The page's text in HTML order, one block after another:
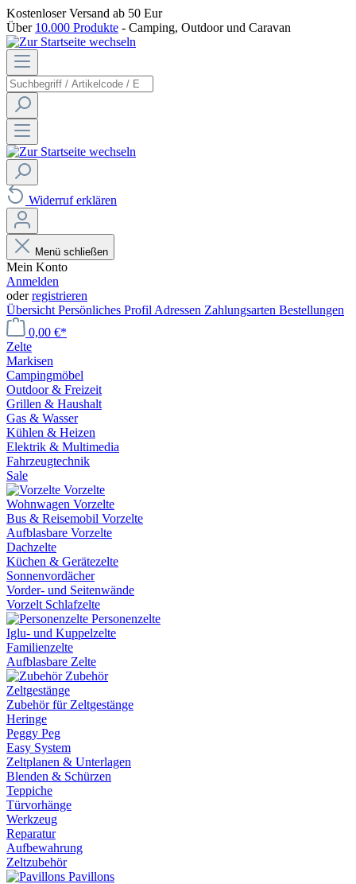
Kostenloser Versand ab 50 Eur
Über 10.000 Produkte - Camping, Outdoor und Caravan
Widerruf erklären
Menü schließen
Mein Konto
Anmelden
oderregistrieren
Übersicht Persönliches Profil Adressen Zahlungsarten Bestellungen
0,00 €*
Zelte
Markisen
Campingmöbel
Outdoor & Freizeit
Grillen & Haushalt
Gas & Wasser
Kühlen & Heizen
Elektrik & Multimedia
Fahrzeugtechnik
Sale
Vorzelte
Wohnwagen Vorzelte
Bus & Reisemobil Vorzelte
Aufblasbare Vorzelte
Dachzelte
Küchen & Gerätezelte
Sonnenvordächer
Vorder- und Seitenwände
Vorzelt Schlafzelte
Personenzelte
Iglu- und Kuppelzelte
Familienzelte
Aufblasbare Zelte
Zubehör
Zeltgestänge
Zubehör für Zeltgestänge
Heringe
Peggy Peg
Easy System
Zeltplanen & Unterlagen
Blenden & Schürzen
Teppiche
Türvorhänge
Werkzeug
Reparatur
Aufbewahrung
Zeltzubehör
Pavillons